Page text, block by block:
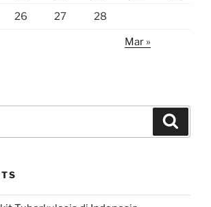
26 27 28
Mar »